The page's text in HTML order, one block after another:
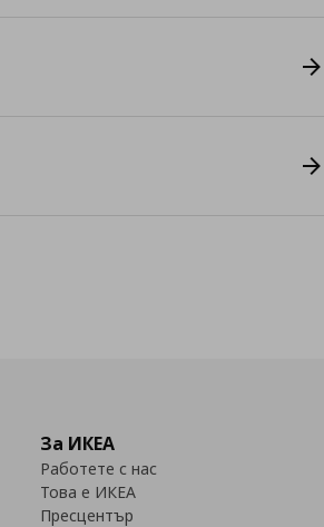
За ИКЕА
Работете с нас
Това е ИКЕА
Пресцентър